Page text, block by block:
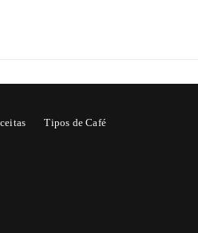
Tipos de Café